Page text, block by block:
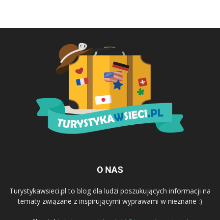
O NAS
Turystykawsieci.pl to blog dla ludzi poszukujących informacji na
tematy związane z inspirującymi wyprawami w nieznane :)